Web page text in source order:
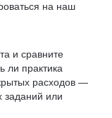
на наш
и сравните
ли практика
расходов —
заданий или